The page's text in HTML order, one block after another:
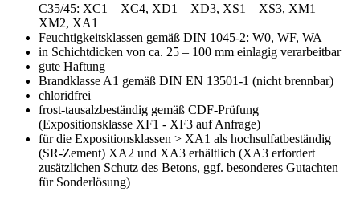
C35/45: XC1 – XC4, XD1 – XD3, XS1 – XS3, XM1 –
XM2, XA1
Feuchtigkeitsklassen gemäß DIN 1045-2: W0, WF, WA
in Schichtdicken von ca. 25 – 100 mm einlagig verarbeitbar
gute Haftung
Brandklasse A1 gemäß DIN EN 13501-1 (nicht brennbar)
chloridfrei
frost-tausalzbeständig gemäß CDF-Prüfung
(Expositionsklasse XF1 - XF3 auf Anfrage)
für die Expositionsklassen > XA1 als hochsulfatbeständig
(SR-Zement) XA2 und XA3 erhältlich (XA3 erfordert
zusätzlichen Schutz des Betons, ggf. besonderes Gutachten
für Sonderlösung)